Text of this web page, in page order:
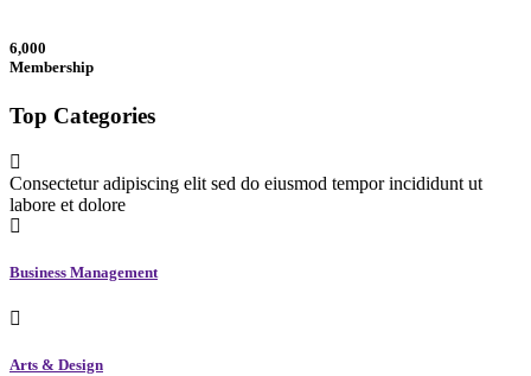
6,000
Membership
Top Categories
Consectetur adipiscing elit sed do eiusmod tempor incididunt ut
labore et dolore
Business Management
Arts & Design